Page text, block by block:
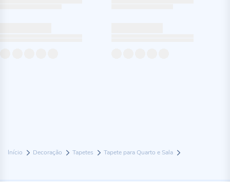
Início Decoração Tapetes Tapete para Quarto e Sala